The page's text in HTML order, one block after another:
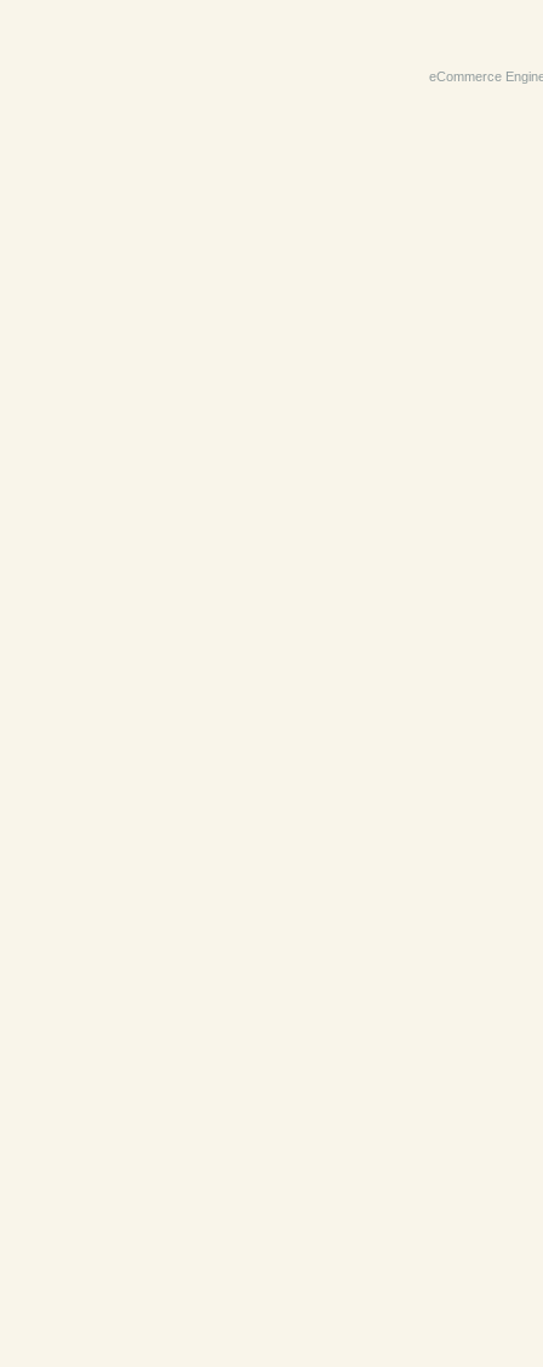
eCommerce